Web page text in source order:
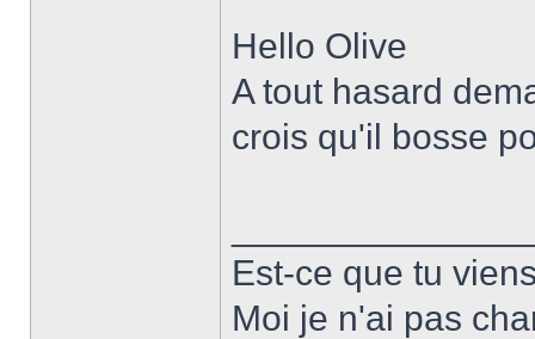
Hello Olive
A tout hasard
crois qu'il bosse
Est-ce que tu
Moi je n'ai pas